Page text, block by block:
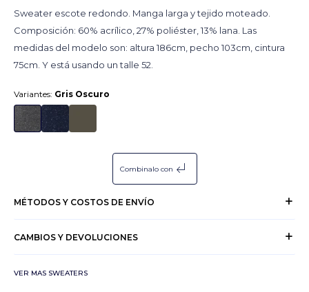
Sweater escote redondo. Manga larga y tejido moteado.
Composición: 60% acrílico, 27% poliéster, 13% lana. Las
medidas del modelo son: altura 186cm, pecho 103cm, cintura
75cm. Y está usando un talle 52.
Variantes: Gris Oscuro
Combinalo con subdirectory_arrow_left
MÉTODOS Y COSTOS DE ENVÍO
CAMBIOS Y DEVOLUCIONES
VER MAS SWEATERS